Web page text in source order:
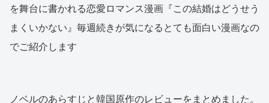
を舞台に書かれる恋愛ロマンス漫画『この結婚はどうせう
まくいかない』毎週続きが気になるとても面白い漫画なの
でご紹介します
ノベルのあらすじと韓国原作のレビューをまとめました。